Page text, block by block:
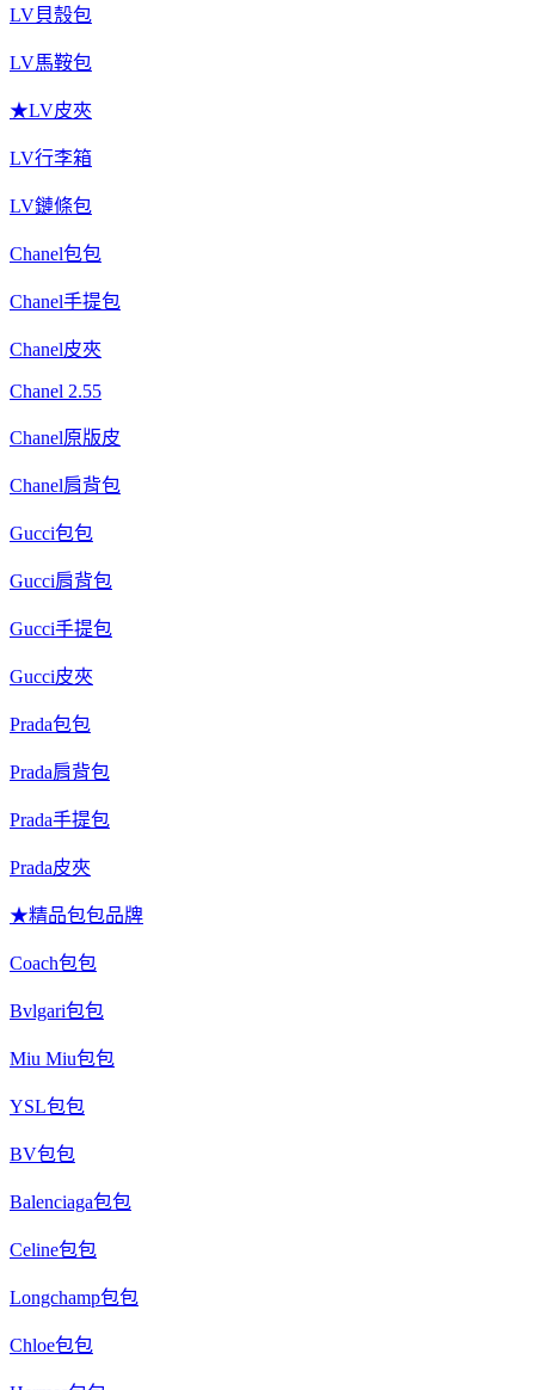
LV貝殼包
LV馬鞍包
★LV皮夾
LV行李箱
LV鏈條包
Chanel包包
Chanel手提包
Chanel皮夾
Chanel 2.55
Chanel原版皮
Chanel肩背包
Gucci包包
Gucci肩背包
Gucci手提包
Gucci皮夾
Prada包包
Prada肩背包
Prada手提包
Prada皮夾
★精品包包品牌
Coach包包
Bvlgari包包
Miu Miu包包
YSL包包
BV包包
Balenciaga包包
Celine包包
Longchamp包包
Chloe包包